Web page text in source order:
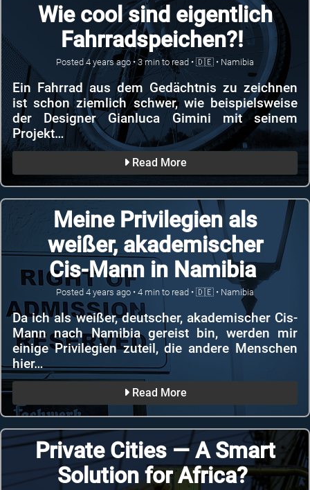
Wie cool sind eigentlich
Fahrradspeichen?!
Posted4 years ago•3min to read •🇩🇪 • Namibia
Ein Fahrrad aus dem Gedächtnis zu zeichnen
ist schon ziemlich schwer, wie beispielsweise
der Designer Gianluca Gimini mit seinem
Projekt…
Read More
Meine Privilegien als
weißer, akademischer
Cis-Mann in Namibia
Posted 4 years ago • 4 min to read • 🇩🇪 • Namibia
Da ich als weißer, deutscher, akademischer Cis-
Mann nach Namibia gereist bin, werden mir
einige Privilegien zuteil, die andere Menschen
hier…
Read More
Private Cities — A Smart
Solution for Africa?